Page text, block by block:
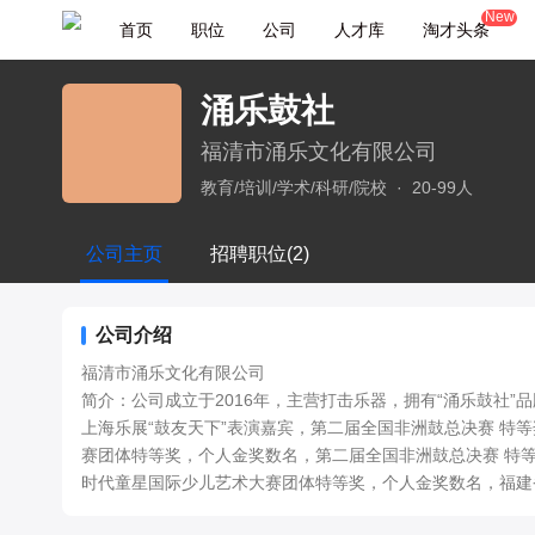
首页 职位 公司 人才库 淘才头条
New
涌乐鼓社
福清市涌乐文化有限公司
教育/培训/学术/科研/院校 · 20-99人
公司主页 招聘职位(2)
公司介绍
福清市涌乐文化有限公司
简介：公司成立于2016年，主营打击乐器，拥有“涌乐鼓社”
上海乐展“鼓友天下”表演嘉宾，第二届全国非洲鼓总决赛
赛团体特等奖，个人金奖数名，第二届全国非洲鼓总决赛 特
时代童星国际少儿艺术大赛团体特等奖，个人金奖数名，福